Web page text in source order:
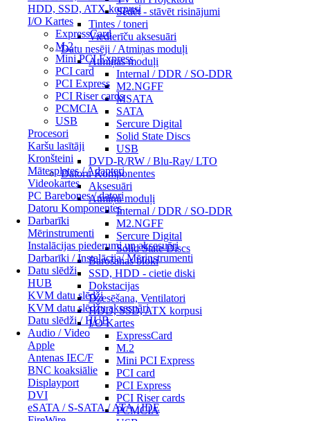
HDD, SSD, ATX korpusi
I/O Kartes
ExpressCard
M.2
Mini PCI Express
PCI card
PCI Express
PCI Riser cards
PCMCIA
USB
Procesori
Karšu lasītāji
Kronšteini
Mātesplates / Adapteri
Videokartes
PC Barebones / datori
Datoru Komponentes
Darbarīki
Mērinstrumenti
Instalācijas piederumi un aksesuāri
Darbarīki / Instalācija/ Mērinstrumenti
Datu slēdži
HUB
KVM datu slēdži
KVM datu slēdžu aksesuāri
Datu slēdži / HUB
Audio / Video
Apple
Antenas IEC/F
BNC koaksiālie
Displayport
DVI
eSATA / S-SATA / ATA / IDE
Sēdēt - stāvēt risinājumi
Tintes / toneri
Viedierīču aksesuāri
Datu nesēji / Atmiņas moduļi
Atmiņas moduļi
Internal / DDR / SO-DDR
M2.NGFF
MSATA
SATA
Sercure Digital
Solid State Discs
USB
DVD-R/RW / Blu-Ray/ LTO
Datoru Komponentes
Aksesuāri
Atmiņu moduļi
Internal / DDR / SO-DDR
M2.NGFF
Sercure Digital
Solid State Discs
Barošanas bloki
SSD, HDD - cietie diski
Dokstacijas
Dzesēšana, Ventilatori
HDD, SSD, ATX korpusi
I/O Kartes
ExpressCard
M.2
Mini PCI Express
PCI card
PCI Express
PCI Riser cards
PCMCIA